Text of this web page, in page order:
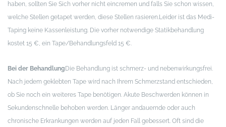
haben, sollten Sie Sich vorher nicht eincremen und falls Sie schon wissen,
welche Stellen getapet werden, diese Stellen rasieren.Leider ist das Medi-
Taping keine Kassenleistung. Die vorher notwendige Statikbehandlung
kostet 15 €, ein Tape/Behandlungsfeld 15 €.
Bei der Behandlung Die Behandlung ist schmerz- und nebenwirkungsfrei.
Nach jedem geklebten Tape wird nach Ihrem Schmerzstand entschieden,
ob Sie noch ein weiteres Tape benötigen. Akute Beschwerden können in
Sekundenschnelle behoben werden. Länger andauernde oder auch
chronische Erkrankungen werden auf jeden Fall gebessert. Oft sind die